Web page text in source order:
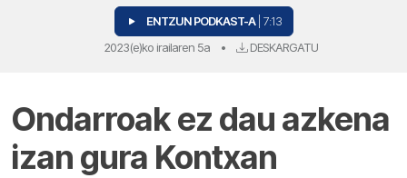
ENTZUN PODKAST-A | 7:13
2023(e)ko irailaren 5a • DESKARGATU
Ondarroak ez dau azkena
izan gura Kontxan